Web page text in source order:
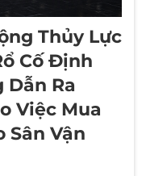
Thủy Lực
Cố Định
Ra
Việc Mua
Sân Vận